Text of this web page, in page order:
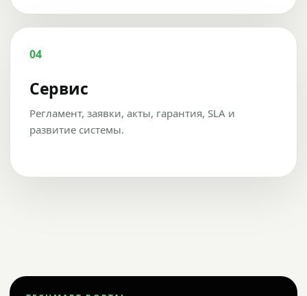
04
Сервис
Регламент, заявки, акты, гарантия, SLA и
развитие системы.